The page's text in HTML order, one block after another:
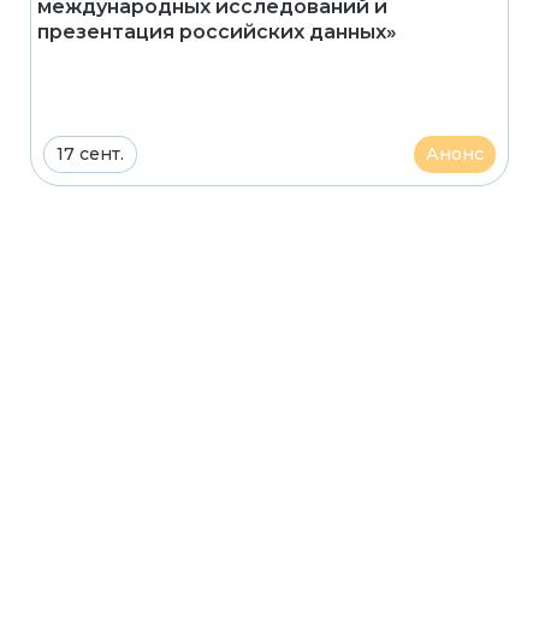
международных исследований и
презентация российских данных»
17 сент. Анонс